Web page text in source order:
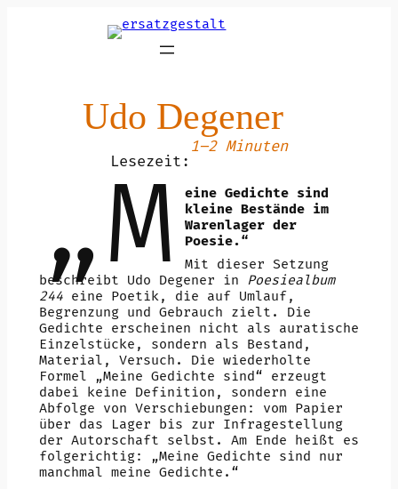
Udo Degener
Lesezeit:
1–2 Minuten
„M
eine Gedichte sind
kleine Bestände im
Warenlager der
Poesie.“
Mit dieser Setzung
beschreibt Udo Degener in Poesiealbum
244eine Poetik, die auf Umlauf,
Begrenzung und Gebrauch zielt. Die
Gedichte erscheinen nicht als auratische
Einzelstücke, sondern als Bestand,
Material, Versuch. Die wiederholte
Formel „Meine Gedichte sind“ erzeugt
dabei keine Definition, sondern eine
Abfolge von Verschiebungen: vom Papier
über das Lager bis zur Infragestellung
der Autorschaft selbst. Am Ende heißt es
folgerichtig: „Meine Gedichte sind nur
manchmal meine Gedichte.“